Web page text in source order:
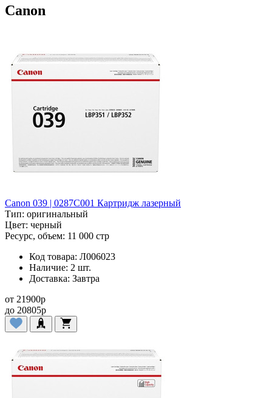
Canon
Canon 039 | 0287C001 Картридж лазерный
Тип: оригинальный
Цвет: черный
Ресурс, объем: 11 000 стр
Код товара: Л006023
Наличие: 2 шт.
Доставка: Завтра
от 21900p
до 20805p